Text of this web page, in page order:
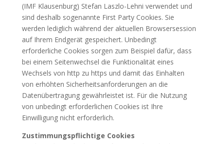
(IMF Klausenburg) Stefan Laszlo-Lehni verwendet und
sind deshalb sogenannte First Party Cookies. Sie
werden lediglich während der aktuellen Browsersession
auf Ihrem Endgerät gespeichert. Unbedingt
erforderliche Cookies sorgen zum Beispiel dafür, dass
bei einem Seitenwechsel die Funktionalität eines
Wechsels von http zu https und damit das Einhalten
von erhöhten Sicherheitsanforderungen an die
Datenübertragung gewährleistet ist. Für die Nutzung
von unbedingt erforderlichen Cookies ist Ihre
Einwilligung nicht erforderlich.
Zustimmungspflichtige Cookies